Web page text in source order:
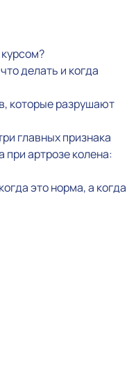
делать и когда
которые разрушают
главных признака
при артрозе колена:
это норма, а когда